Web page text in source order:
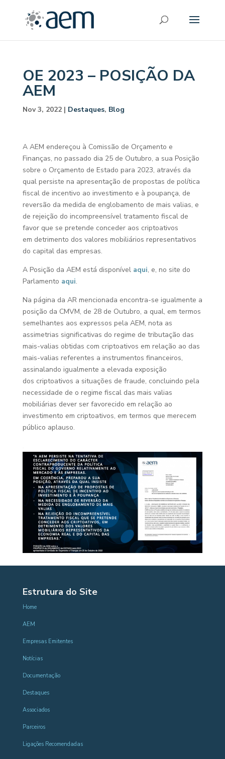
OE 2023 – POSIÇÃO DA
AEM
Nov 3, 2022| Destaques, Blog
A AEM endereçou à Comissão de Orçamento e
Finanças, no passado dia 25 de Outubro, a sua Posição
sobre o Orçamento de Estado para 2023, através da
qual persiste na apresentação de propostas de política
fiscal de incentivo ao investimento e à poupança, de
reversão da medida de englobamento de mais valias, e
de rejeição do incompreensível tratamento fiscal de
favor que se pretende conceder aos criptoativos
em detrimento dos valores mobiliários representativos
do capital das empresas.
A Posição da AEM está disponível aqui, e, no site do
Parlamento aqui.
Na página da AR mencionada encontra-se igualmente a
posição da CMVM, de 28 de Outubro, a qual, em termos
semelhantes aos expressos pela AEM, nota as
assimetrias significativas do regime de tributação das
mais-valias obtidas com criptoativos em relação ao das
mais-valias referentes a instrumentos financeiros,
assinalando igualmente a elevada exposição
dos criptoativos a situações de fraude, concluindo pela
necessidade de o regime fiscal das mais valias
mobiliárias dever ser favorecido em relação ao
investimento em criptoativos, em termos que merecem
público aplauso.
Estrutura do Site
Home
AEM
Empresas Emitentes
Notícias
Documentação
Destaques
Associados
Parceiros
Ligações Recomendadas